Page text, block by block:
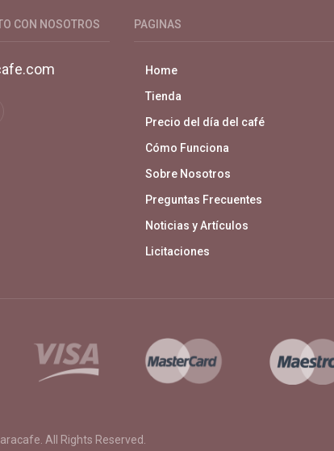
CON NOSOTROS
PAGINAS
Home
Tienda
Precio del día del café
Cómo Funciona
Sobre Nosotros
Preguntas Frecuentes
Noticias y Artículos
Licitaciones
. All Rights Reserved.